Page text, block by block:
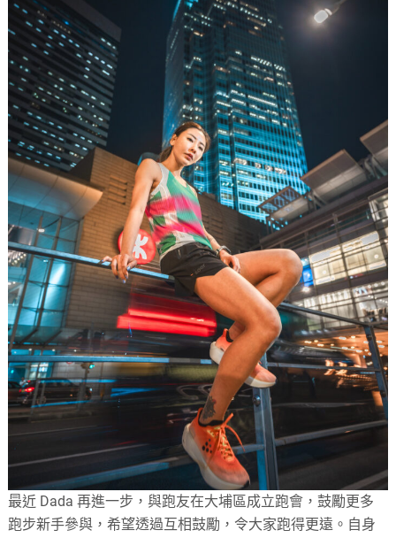
最近 Dada 再進一步，與跑友在大埔區成立跑會，鼓勵更多
跑步新手參與，希望透過互相鼓勵，令大家跑得更遠。自身